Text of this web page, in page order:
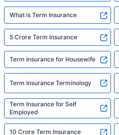
What is Term Insurance
5 Crore Term Insurance
Term Insurance for Housewife
Term Insurance Terminology
Term Insurance for Self
Employed
10 Crore Term Insurance